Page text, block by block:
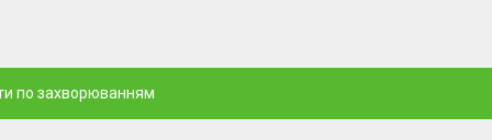
по захворюванням